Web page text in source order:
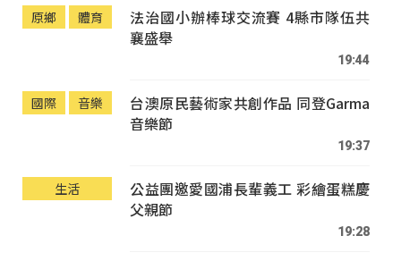
原鄉 體育
法治國小辦棒球交流賽 4縣市隊伍共
襄盛舉
19:44
國際 音樂
台澳原民藝術家共創作品 同登Garma
音樂節
19:37
生活
公益團邀愛國浦長輩義工 彩繪蛋糕慶
父親節
19:28